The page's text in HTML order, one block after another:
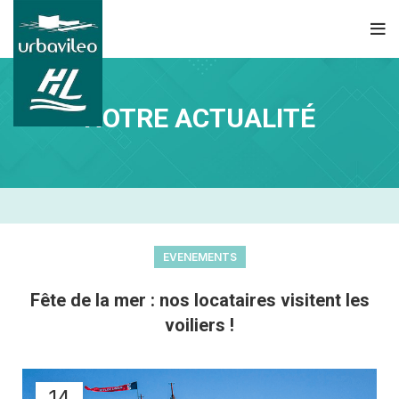
NOTRE ACTUALITÉ
EVENEMENTS
Fête de la mer : nos locataires visitent les
voiliers !